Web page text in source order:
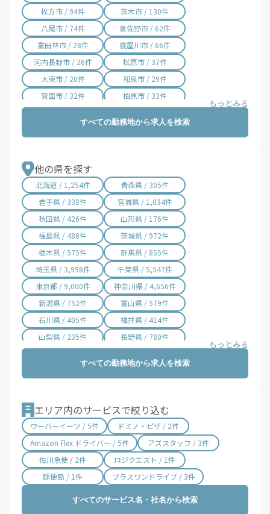
枚方市 / 94件
茨木市 / 130件
八尾市 / 74件
泉佐野市 / 62件
富田林市 / 28件
寝屋川市 / 66件
河内長野市 / 26件
松原市 / 37件
大東市 / 20件
和泉市 / 29件
箕面市 / 32件
柏原市 / 33件
摂津市 / 76件
高石市 / 26件
泉南市 / 40件
交野市 / 42件
大阪狭山市 / 10件
阪南市 / 19件
島本町 / 1件
豊能町 / 6件
能勢町 / 1件
忠岡町 / 2件
熊取町 / 3件
田尻町 / 1件
岬町 / 12件
太子町 / 1件
河南町 / 1件
千早赤阪村 / 1件
西宮市 / 1件
すべての勤務地から求人を検索
他の県を探す
北海道 / 1,254件
青森県 / 305件
岩手県 / 338件
宮城県 / 1,034件
秋田県 / 426件
山形県 / 176件
福島県 / 486件
茨城県 / 972件
栃木県 / 575件
群馬県 / 855件
埼玉県 / 3,998件
千葉県 / 5,547件
東京都 / 9,000件
神奈川県 / 4,656件
新潟県 / 752件
富山県 / 579件
石川県 / 405件
福井県 / 414件
山梨県 / 235件
長野県 / 780件
愛知県 / 3,016件
三重県 / 998件
大阪府 / 3,331件
兵庫県 / 2,487件
奈良県 / 622件
和歌山県 / 321件
鳥取県 / 186件
島根県 / 198件
岡山県 / 754件
広島県 / 1,483件
山口県 / 358件
徳島県 / 194件
高知県 / 389件
福岡県 / 1,699件
すべての勤務地から求人を検索
エリア内のサービスで絞り込む
ウーバーイーツ / 5件
ドミノ・ピザ / 2件
Amazon Flex ドライバー / 5件
アズスタッフ / 3件
佐川急便 / 2件
ロジクエスト / 1件
郵便局 / 1件
プラスワンドライブ / 3件
すべてのサービス名・社名から検索